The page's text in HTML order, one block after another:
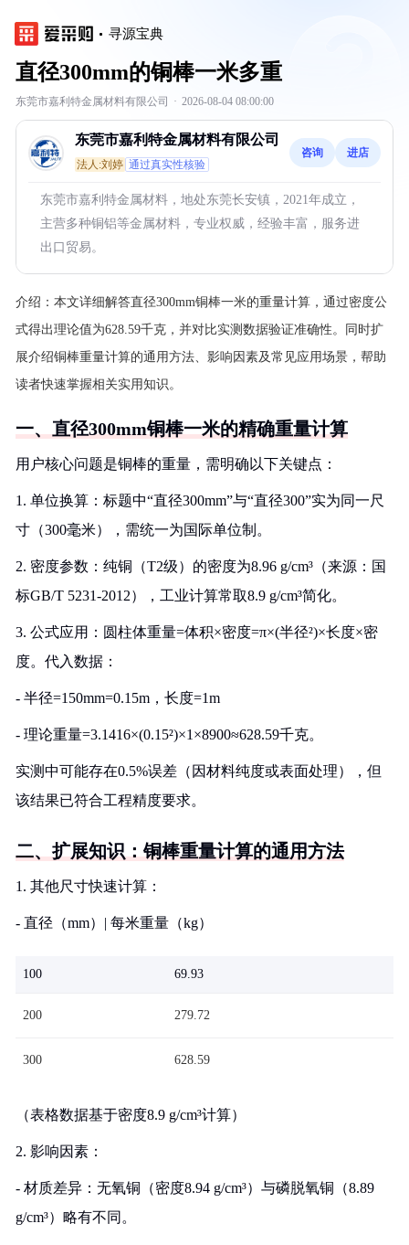
寻源宝典
直径300mm的铜棒一米多重
东莞市嘉利特金属材料有限公司 · 2026-08-04 08:00:00
东莞市嘉利特金属材料有限公司
法人:刘婷 通过真实性核验
咨询 进店
东莞市嘉利特金属材料，地处东莞长安镇，2021年成立，
主营多种铜铝等金属材料，专业权威，经验丰富，服务进
出口贸易。
介绍： 本文详细解答直径300mm铜棒一米的重量计算，通过密度公
式得出理论值为628.59千克，并对比实测数据验证准确性。同时扩
展介绍铜棒重量计算的通用方法、影响因素及常见应用场景，帮助
读者快速掌握相关实用知识。
一、直径300mm铜棒一米的精确重量计算
用户核心问题是铜棒的重量，需明确以下关键点：
1. 单位换算：标题中“直径300mm”与“直径300”实为同一尺
寸（300毫米），需统一为国际单位制。
2. 密度参数：纯铜（T2级）的密度为8.96 g/cm³（来源：国
标GB/T 5231-2012），工业计算常取8.9 g/cm³简化。
3. 公式应用：圆柱体重量=体积×密度=π×(半径²)×长度×密
度。代入数据：
- 半径=150mm=0.15m，长度=1m
- 理论重量=3.1416×(0.15²)×1×8900≈628.59千克。
实测中可能存在0.5%误差（因材料纯度或表面处理），但
该结果已符合工程精度要求。
二、扩展知识：铜棒重量计算的通用方法
1. 其他尺寸快速计算：
- 直径（mm）| 每米重量（kg）
100 69.93
200 279.72
300 628.59
（表格数据基于密度8.9 g/cm³计算）
2. 影响因素：
- 材质差异：无氧铜（密度8.94 g/cm³）与磷脱氧铜（8.89
g/cm³）略有不同。